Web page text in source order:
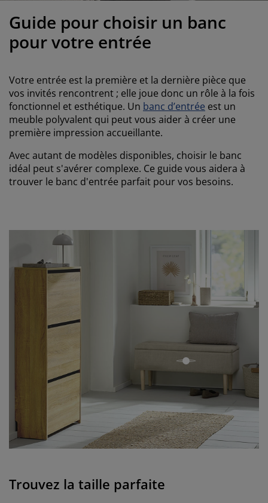
superposés
entretien meubles
pour vitrage
d'extérieur
et repasser
pour animaux de compagnie
Guide pour choisir un banc
pour votre entrée
Votre entrée est la première et la dernière pièce que
vos invités rencontrent ; elle joue donc un rôle à la fois
fonctionnel et esthétique. Un banc d’entrée est un
meuble polyvalent qui peut vous aider à créer une
première impression accueillante.
Avec autant de modèles disponibles, choisir le banc
idéal peut s'avérer complexe. Ce guide vous aidera à
trouver le banc d'entrée parfait pour vos besoins.
open
Trouvez la taille parfaite